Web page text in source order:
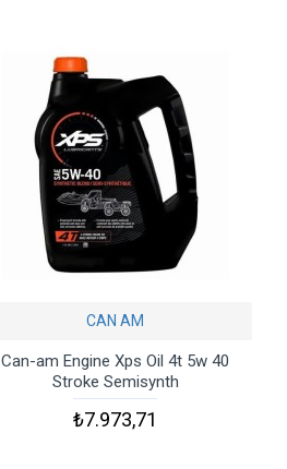
CAN AM
Can-am Engine Xps Oil 4t 5w 40
Stroke Semisynth
₺7.973,71